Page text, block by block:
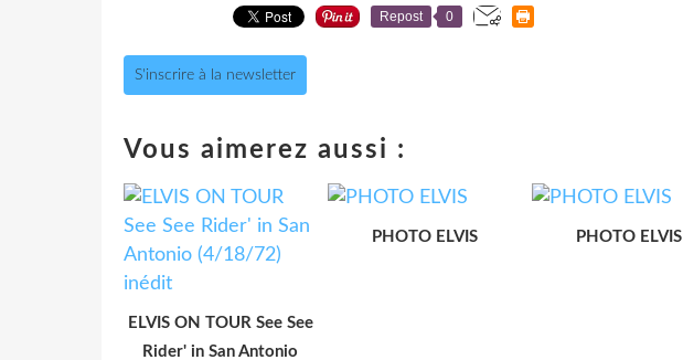
Repost 0
S'inscrire à la newsletter
Vous aimerez aussi :
ELVIS ON TOUR See See
Rider' in San Antonio
PHOTO ELVIS PHOTO ELVIS